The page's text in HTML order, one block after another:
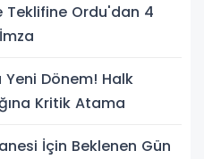
Teklifine Ordu'dan 4
Yeni Dönem! Halk
Kritik Atama
İçin Beklenen Gün